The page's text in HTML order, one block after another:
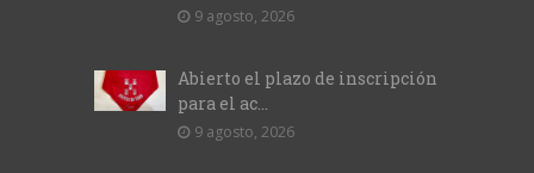
9 agosto, 2026
Abierto el plazo de inscripción
para el ac...
9 agosto, 2026